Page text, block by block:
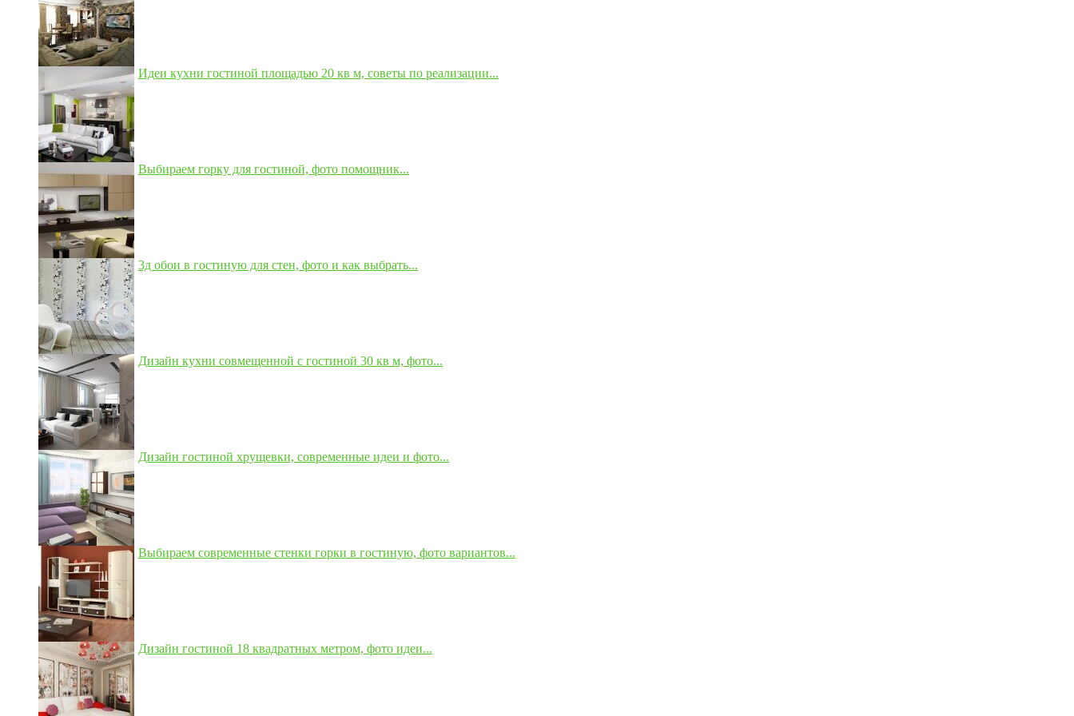
Идеи кухни гостиной площадью 20 кв м, советы по реализации...
Выбираем горку для гостиной, фото помощник...
3д обои в гостиную для стен, фото и как выбрать...
Дизайн кухни совмещенной с гостиной 30 кв м, фото...
Дизайн гостиной хрущевки, современные идеи и фото...
Выбираем современные стенки горки в гостиную, фото вариантов...
Дизайн гостиной 18 квадратных метром, фото идеи...